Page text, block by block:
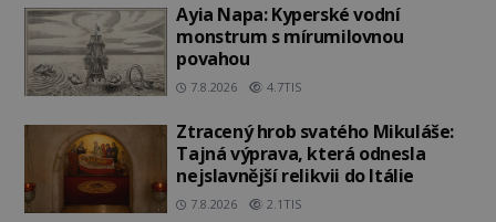
Ayia Napa: Kyperské vodní
monstrum s mírumilovnou
povahou
7.8.2026 4.7TIS
Ztracený hrob svatého Mikuláše:
Tajná výprava, která odnesla
nejslavnější relikvii do Itálie
7.8.2026 2.1TIS